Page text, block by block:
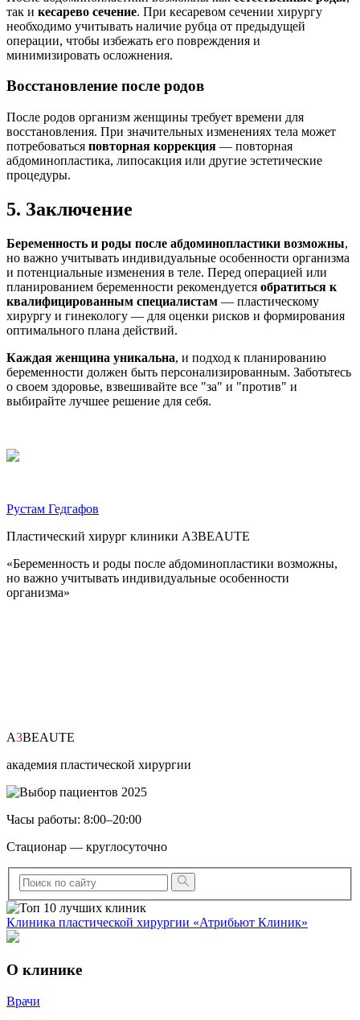
так и кесарево сечение. При кесаревом сечении хирургу
необходимо учитывать наличие рубца от предыдущей
операции, чтобы избежать его повреждения и
минимизировать осложнения.
Восстановление после родов
После родов организм женщины требует времени для
восстановления. При значительных изменениях тела может
потребоваться повторная коррекция — повторная
абдоминопластика, липосакция или другие эстетические
процедуры.
5. Заключение
Беременность и роды после абдоминопластики возможны,
но важно учитывать индивидуальные особенности организма
и потенциальные изменения в теле. Перед операцией или
планированием беременности рекомендуется обратиться к
квалифицированным специалистам — пластическому
хирургу и гинекологу — для оценки рисков и формирования
оптимального плана действий.
Каждая женщина уникальна, и подход к планированию
беременности должен быть персонализированным. Заботьтесь
о своем здоровье, взвешивайте все "за" и "против" и
выбирайте лучшее решение для себя.
Рустам Гедгафов
Пластический хирург клиники A3BEAUTE
«Беременность и роды после абдоминопластики возможны,
но важно учитывать индивидуальные особенности
организма»
A3BEAUTE
академия пластической хирургии
Часы работы: 8:00–20:00
Стационар — круглосуточно
Клиника пластической хирургии «Атрибьют Клиник»
О клинике
Врачи